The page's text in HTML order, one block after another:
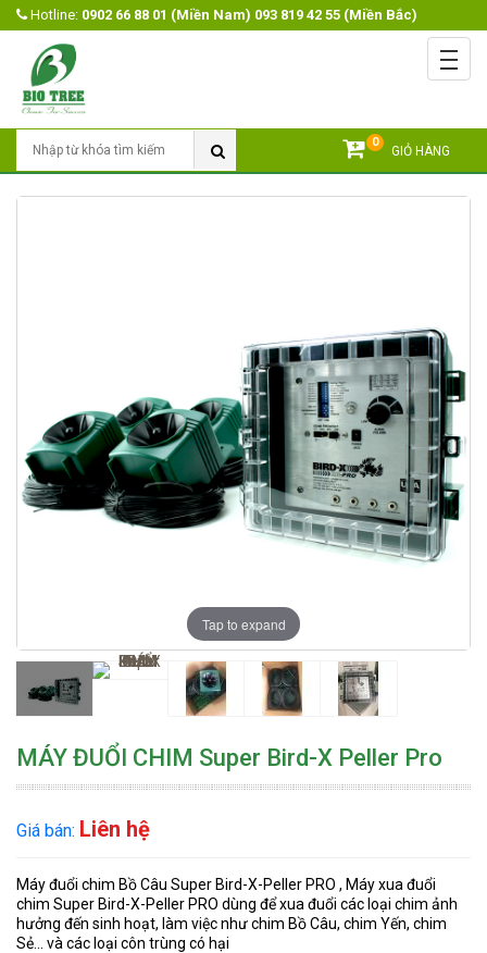
Menu
Trang chủ
Giới Thiệu
Sản Phẩm
Hotline: 0902 66 88 01 (Miền Nam) 093 819 42 55 (Miền Bắc)
0
GIỎ HÀNG
Tap to expand
MÁY ĐUỔI CHIM Super Bird-X Peller Pro
Giá bán: Liên hệ
Máy đuổi chim Bồ Câu Super Bird-X-Peller PRO , Máy xua đuổi
chim Super Bird-X-Peller PRO dùng để xua đuổi các loại chim ảnh
hưởng đến sinh hoạt, làm việc như chim Bồ Câu, chim Yến, chim
Sẻ... và các loại côn trùng có hại